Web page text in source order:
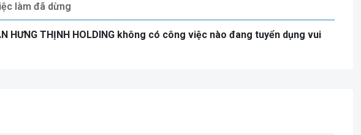
làm đã dừng
HƯNG THỊNH HOLDING không có công việc nào đang tuyển dụng vui